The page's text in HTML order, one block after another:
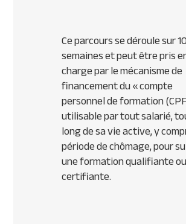
Ce parcours se déroule sur
semaines et peut être pris
charge par le mécanisme de
financement du « compte
personnel de formation
utilisable par tout salarié,
long de sa vie active, y
période de chômage, pour
une formation qualifiante ou
certifiante.